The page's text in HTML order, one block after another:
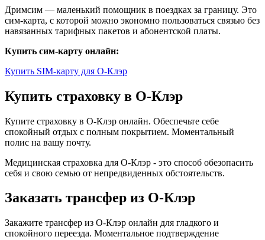
Дримсим — маленький помощник в поездках за границу. Это
сим-карта, с которой можно экономно пользоваться связью без
навязанных тарифных пакетов и абонентской платы.
Купить сим-карту онлайн:
Купить SIM-карту для О-Клэр
Купить страховку в О-Клэр
Купите страховку в О-Клэр онлайн. Обеспечьте себе
спокойный отдых с полным покрытием. Моментальный
полис на вашу почту.
Медицинская страховка для О-Клэр - это способ обезопасить
себя и свою семью от непредвиденных обстоятельств.
Заказать трансфер из О-Клэр
Закажите трансфер из О-Клэр онлайн для гладкого и
спокойного переезда. Моментальное подтверждение